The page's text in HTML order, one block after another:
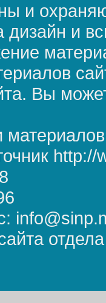
и
дизайн и
Вы